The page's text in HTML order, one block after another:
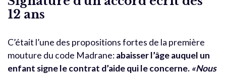
12 ans
C’était l’une des propositions fortes de la première
mouture du code Madrane:abaisser l’âge auquel un
enfant signe le contrat d’aide qui le concerne. «Nous